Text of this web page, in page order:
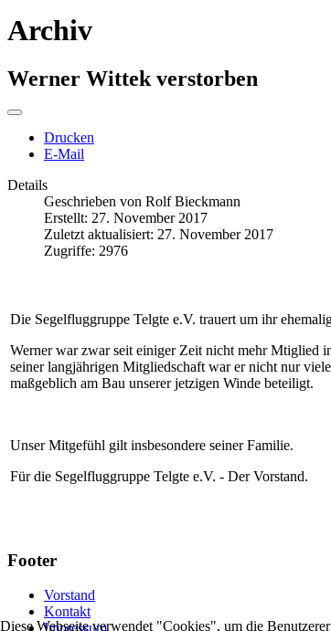
Archiv
Werner Wittek verstorben
Drucken
E-Mail
Details
Geschrieben von Rolf Bieckmann
Erstellt: 27. November 2017
Zuletzt aktualisiert: 27. November 2017
Zugriffe: 2976
Die Segelfluggruppe Telgte e.V. trauert um ihr
Werner war zwar seit einiger Zeit nicht mehr Mtiglied
seiner langjährigen Mitgliedschaft war er nicht nur
maßgeblich am Bau unserer jetzigen Winde beteiligt.
Unser Mitgefühl gilt insbesondere seiner Familie.
Für die Segelfluggruppe Telgte e.V. - Der Vorstand.
Footer
Vorstand
Kontakt
Diese Webseite verwendet "Cookies", um die